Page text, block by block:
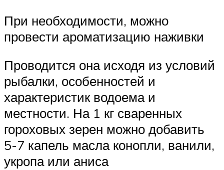
При необходимости, можно
провести ароматизацию наживки
Проводится она исходя из условий
рыбалки, особенностей и
характеристик водоема и
местности. На 1 кг сваренных
гороховых зерен можно добавить
5-7 капель масла конопли, ванили,
укропа или аниса